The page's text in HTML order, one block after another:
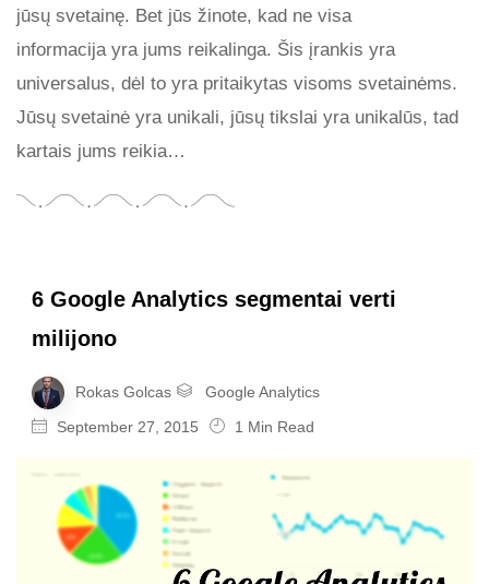
jūsų svetainę. Bet jūs žinote, kad ne visa
informacija yra jums reikalinga. Šis įrankis yra
universalus, dėl to yra pritaikytas visoms svetainėms.
Jūsų svetainė yra unikali, jūsų tikslai yra unikalūs, tad
kartais jums reikia…
6 Google Analytics segmentai verti
milijono
Rokas Golcas Google Analytics
September 27, 2015 1 Min Read